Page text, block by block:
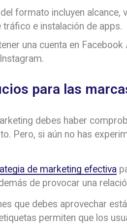
formato incluyen alcance,
tráfico e instalación de apps.
una cuenta en
para las
debes haber
Pero, si aún no has
de marketing efectiva
de provocar una
que debes aprovechar
permiten que los